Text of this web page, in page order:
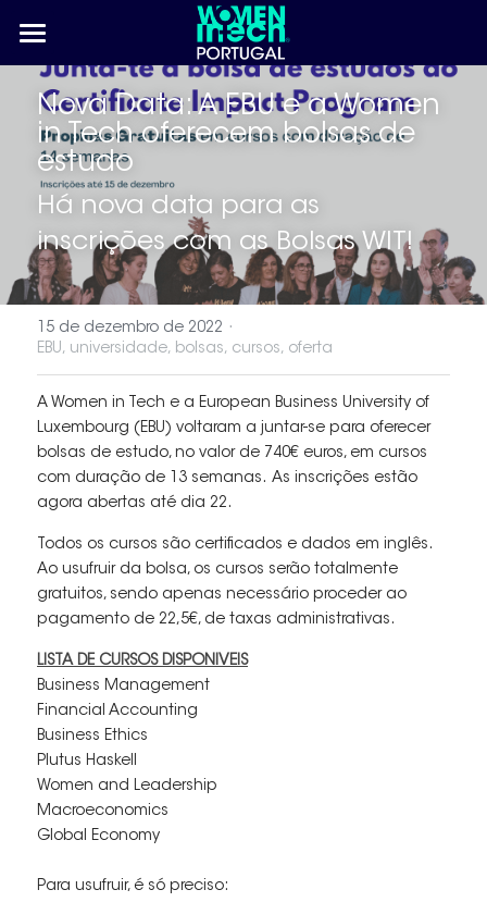
HOME
QUEM SOMOS
SUMMIT
2024
Porto 2023
Algarve 2023
INICIATIVAS
Artigos Forbes Portugal
O Jogo das Profissões
COMUNIDADE
Faça Parte
Galeria
Nova Data: A EBU e a Women
in Tech oferecem bolsas de
estudo
Há nova data para as
inscrições com as Bolsas WIT!
15 de dezembro de 2022 ·
EBU, universidade, bolsas, cursos, oferta
A Women in Tech e a European Business University of
Luxembourg (EBU) voltaram a juntar-se para oferecer
bolsas de estudo, no valor de 740€ euros, em cursos
com duração de 13 semanas.  As inscrições estão
agora abertas até dia 22.
Todos os cursos são certificados e dados em inglês.
Ao usufruir da bolsa, os cursos serão totalmente
gratuitos, sendo apenas necessário proceder ao
pagamento de 22,5€, de taxas administrativas.
LISTA DE CURSOS DISPONIVEIS
Business Management
Financial Accounting
Business Ethics
Plutus Haskell
Women and Leadership
Macroeconomics
Global Economy
Para usufruir, é só preciso:
CATEGORIAS DE LOJA
Todas as categorias